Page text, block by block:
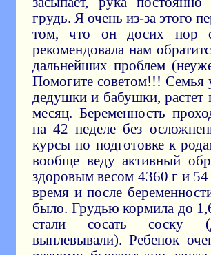
грудь. Я очень из-за этого
том, что он досих пор
рекомендовала нам
дальнейших проблем
Помогите советом!!! Семья
дедушки и бабушки, растет
месяц. Беременность
на 42 неделе без
курсы по подготовке к
вообще веду активный
здоровым весом 4360 г и
время и после
было. Грудью кормила до
стали сосать соску
выплевывали). Ребенок